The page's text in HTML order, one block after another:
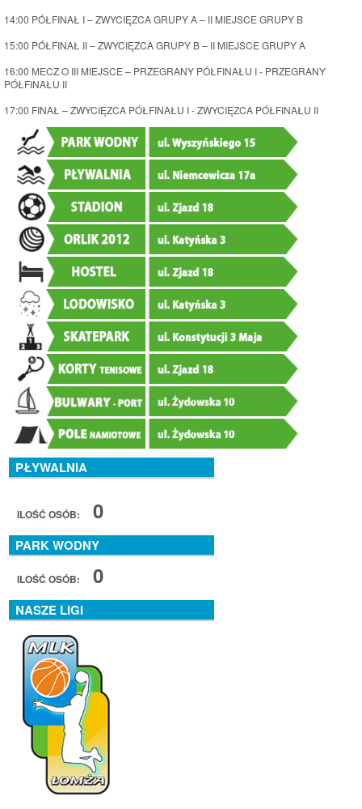
14:00 PÓŁFINAŁ I – ZWYCIĘZCA GRUPY A – II MIEJSCE GRUPY B
15:00 PÓŁFINAŁ II – ZWYCIĘZCA GRUPY B – II MIEJSCE GRUPY A
16:00 MECZ O III MIEJSCE – PRZEGRANY PÓŁFINAŁU I - PRZEGRANY
PÓŁFINAŁU II
17:00 FINAŁ – ZWYCIĘZCA PÓŁFINAŁU I - ZWYCIĘZCA PÓŁFINAŁU II
PŁYWALNIA
ILOŚĆ OSÓB: 0
PARK WODNY
ILOŚĆ OSÓB: 0
NASZE LIGI